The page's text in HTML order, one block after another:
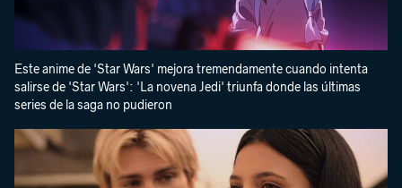
Este anime de 'Star Wars' mejora tremendamente cuando intenta
salirse de 'Star Wars': 'La novena Jedi' triunfa donde las últimas
series de la saga no pudieron